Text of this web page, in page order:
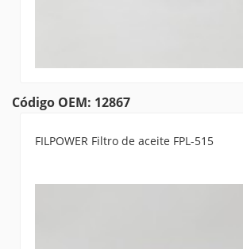
Código OEM: 12867
FILPOWER Filtro de aceite FPL-515